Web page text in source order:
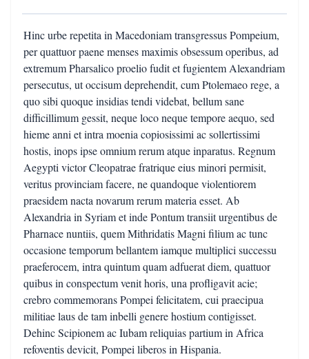
Hinc urbe repetita in Macedoniam transgressus Pompeium,
per quattuor paene menses maximis obsessum operibus, ad
extremum Pharsalico proelio fudit et fugientem Alexandriam
persecutus, ut occisum deprehendit, cum Ptolemaeo rege, a
quo sibi quoque insidias tendi videbat, bellum sane
difficillimum gessit, neque loco neque tempore aequo, sed
hieme anni et intra moenia copiosissimi ac sollertissimi
hostis, inops ipse omnium rerum atque inparatus. Regnum
Aegypti victor Cleopatrae fratrique eius minori permisit,
veritus provinciam facere, ne quandoque violentiorem
praesidem nacta novarum rerum materia esset. Ab
Alexandria in Syriam et inde Pontum transiit urgentibus de
Pharnace nuntiis, quem Mithridatis Magni filium ac tunc
occasione temporum bellantem iamque multiplici successu
praeferocem, intra quintum quam adfuerat diem, quattuor
quibus in conspectum venit horis, una profligavit acie;
crebro commemorans Pompei felicitatem, cui praecipua
militiae laus de tam inbelli genere hostium contigisset.
Dehinc Scipionem ac Iubam reliquias partium in Africa
refoventis devicit, Pompei liberos in Hispania.